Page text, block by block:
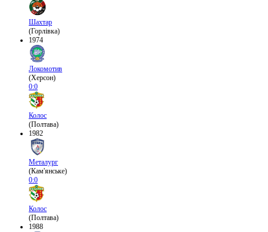
Шахтар
(Горлівка)
1974
Локомотив
(Херсон)
0:0
Колос
(Полтава)
1982
Металург
(Кам'янське)
0:0
Колос
(Полтава)
1988